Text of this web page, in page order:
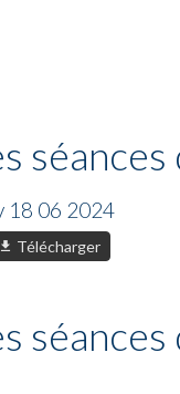
18 06 2024
Télécharger